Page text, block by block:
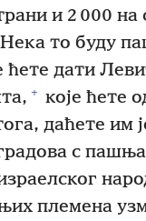
и 2 000 на
то буду
ћете дати
+ које ћете
даћете им
с
племена